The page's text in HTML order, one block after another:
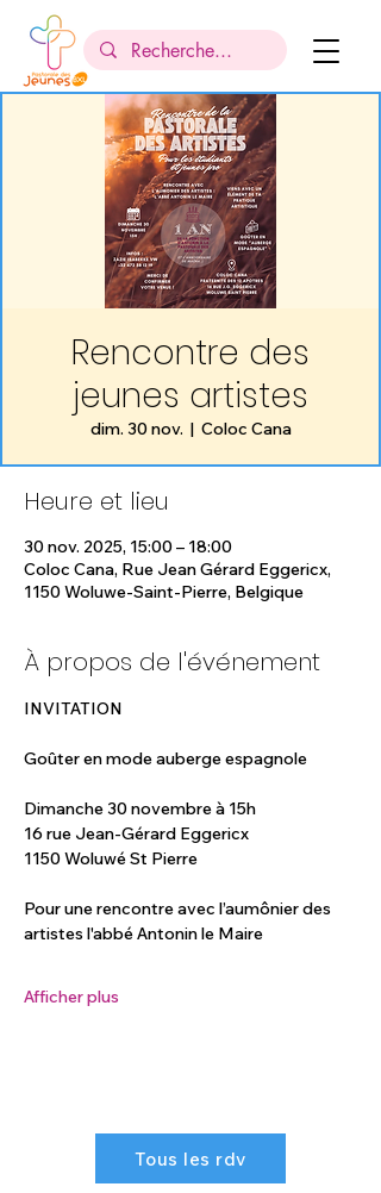
Rencontre des
jeunes artistes
dim. 30 nov.
  |
Coloc Cana
Heure et lieu
30 nov. 2025, 15:00 – 18:00
Coloc Cana, Rue Jean Gérard Eggericx,
1150 Woluwe-Saint-Pierre, Belgique
À propos de l'événement
INVITATION
Goûter en mode auberge espagnole
Dimanche 30 novembre à 15h
16 rue Jean-Gérard Eggericx
1150 Woluwé St Pierre
Pour une rencontre avec l’aumônier des
artistes l'abbé Antonin le Maire
Afficher plus
Tous les rdv